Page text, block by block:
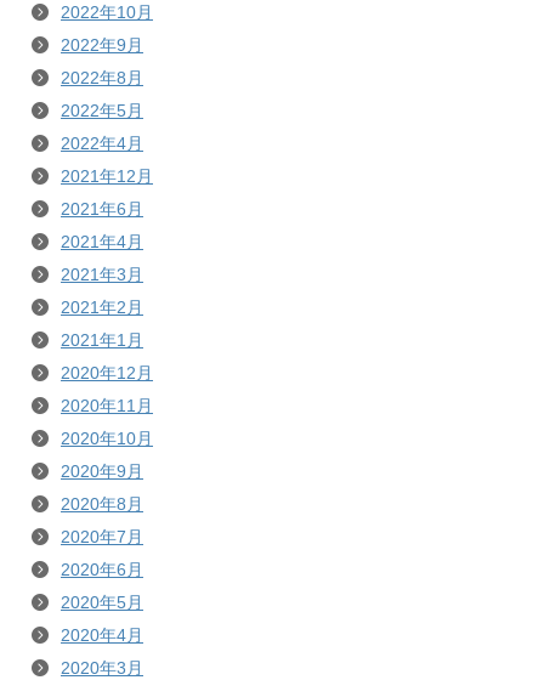
2022年10月
2022年9月
2022年8月
2022年5月
2022年4月
2021年12月
2021年6月
2021年4月
2021年3月
2021年2月
2021年1月
2020年12月
2020年11月
2020年10月
2020年9月
2020年8月
2020年7月
2020年6月
2020年5月
2020年4月
2020年3月